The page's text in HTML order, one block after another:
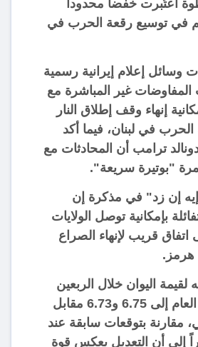
اعتُبرت خفضاً محدوداً
في توسيع رقعة الحرب في
وسائل إعلام إيرانية رسمية
غير المباشرة مع
إنهاء وقف إطلاق النار
الحرب في لبنان، فيما أكد
ترامب أن المحادثات مع
"بوتيرة سريعة".
إن زد" في مذكرة إن
بإمكانية توصل الولايات
اتفاق قريب لإنهاء الصراع
هرمز.
لقيمة اليوان خلال الربعين
الثاني والثالث من العام إلى 6.75 و6.73 مقابل
مقارنة بتوقعات سابقة عند
مشيراً إلى أن التعديل يعكس قوة